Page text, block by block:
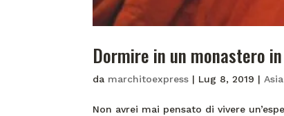
Dormire in un monastero
da marchitoexpress | Lug 8, 2019 |Asia
Non avrei mai pensato di vivere